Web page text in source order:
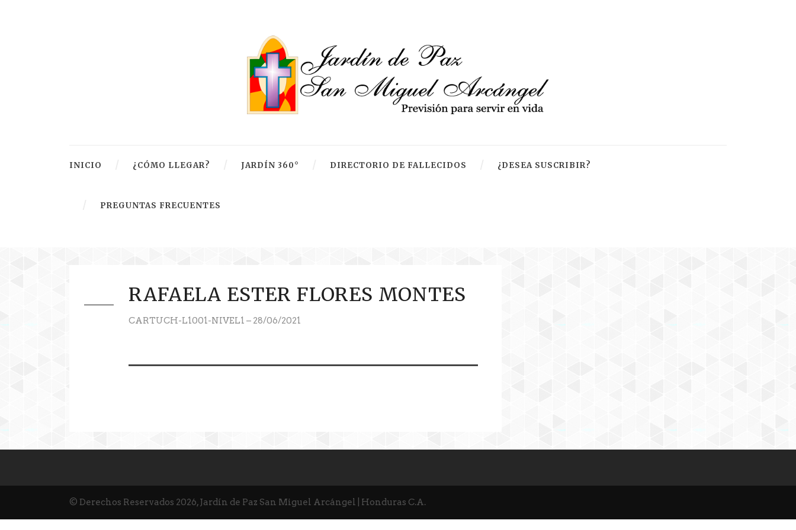
INICIO ¿CÓMO LLEGAR? JARDÍN 360° DIRECTORIO DE FALLECIDOS ¿DESEA SUSCRIBIR?
PREGUNTAS FRECUENTES
RAFAELA ESTER FLORES MONTES
CARTUCH-L1001-NIVEL1 – 28/06/2021
© Derechos Reservados 2026, Jardín de Paz San Miguel Arcángel | Honduras C.A.